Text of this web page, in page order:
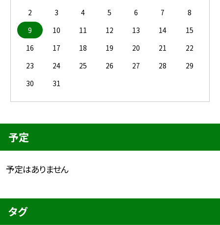
2
3 4 5 6 7
8
9
10 11 12 13 14
15
16
17 18 19 20 21
22
23
24 25 26 27 28
29
30
31
予定
予定はありません
タグ